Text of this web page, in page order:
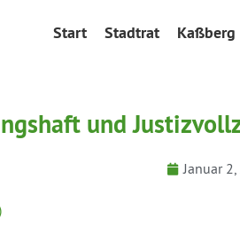
Start Stadtrat Kaßberg
und
Januar